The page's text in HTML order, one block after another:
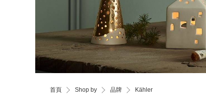
首頁 Shop by 品牌 Kähler